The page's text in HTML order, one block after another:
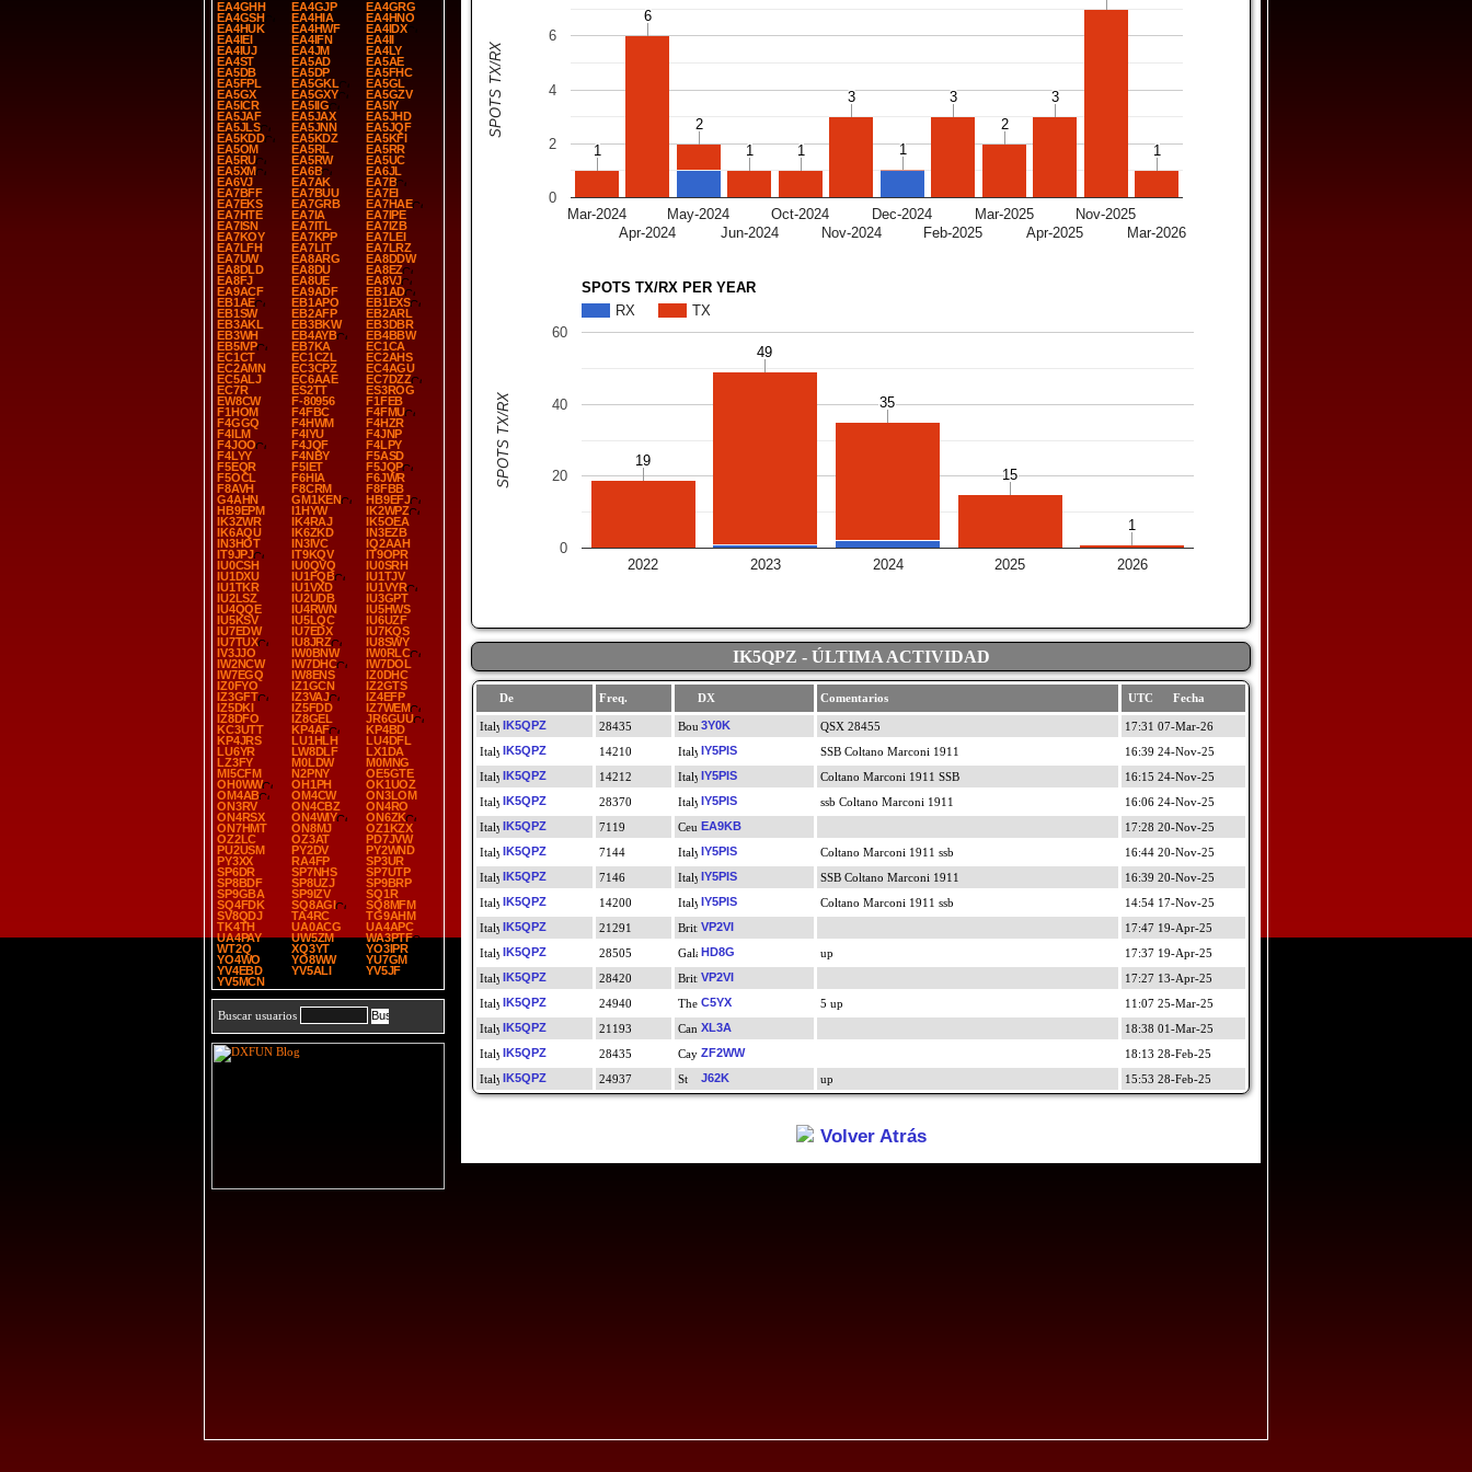
EA4GHH
EA4GJP
EA4GRG
EA4GSH
EA4HIA
EA4HNO
EA4HUK
EA4HWF
EA4IDX
EA4IEI
EA4IFN
EA4II
EA4IUJ
EA4JM
EA4LY
EA4ST
EA5AD
EA5AE
EA5DB
EA5DP
EA5FHC
EA5FPL
EA5GKL
EA5GL
EA5GX
EA5GXY
EA5GZV
EA5ICR
EA5IIG
EA5IY
EA5JAF
EA5JAX
EA5JHD
EA5JLS
EA5JNN
EA5JQF
EA5KDD
EA5KDZ
EA5KFI
EA5OM
EA5RL
EA5RR
EA5RU
EA5RW
EA5UC
EA5XM
EA6B
EA6JL
EA6VJ
EA7AK
EA7B
EA7BFF
EA7BUU
EA7EI
EA7EKS
EA7GRB
EA7HAE
EA7HTE
EA7IA
EA7IPE
EA7ISN
EA7ITL
EA7IZB
EA7KOY
EA7KPP
EA7LEI
EA7LFH
EA7LIT
EA7LRZ
EA7UW
EA8ARG
EA8DDW
EA8DLD
EA8DU
EA8EZ
EA8FJ
EA8UE
EA8VJ
EA9ACF
EA9ADF
EB1AD
EB1AE
EB1APO
EB1EXS
EB1SW
EB2AFP
EB2ARL
EB3AKL
EB3BKW
EB3DBR
EB3WH
EB4AYB
EB4BBW
EB5IVP
EB7KA
EC1CA
EC1CT
EC1CZL
EC2AHS
EC2AMN
EC3CPZ
EC4AGU
EC5ALJ
EC6AAE
EC7DZZ
EC7R
ES2TT
ES3ROG
EW8CW
F-80956
F1FEB
F1HOM
F4FBC
F4FMU
F4GGQ
F4HWM
F4HZR
F4ILM
F4IYU
F4JNP
F4JOO
F4JQF
F4LPY
F4LYY
F4NBY
F5ASD
F5EQR
F5IET
F5JQP
F5OCL
F6HIA
F6JWR
F8AVH
F8CRM
F8FBB
G4AHN
GM1KEN
HB9EFJ
HB9EPM
I1HYW
IK2WPZ
IK3ZWR
IK4RAJ
IK5OEA
IK6AQU
IK6ZKD
IN3EZB
IN3HOT
IN3IVC
IQ2AAH
IT9JPJ
IT9KQV
IT9OPR
IU0CSH
IU0QVQ
IU0SRH
IU1DXU
IU1FQB
IU1TJV
IU1TKR
IU1VXD
IU1VYR
IU2LSZ
IU2UDB
IU3GPT
IU4QQE
IU4RWN
IU5HWS
IU5KSV
IU5LQC
IU6UZF
IU7EDW
IU7EDX
IU7KQS
IU7TUX
IU8JRZ
IU8SWY
IV3JJO
IW0BNW
IW0RLC
IW2NCW
IW7DHC
IW7DOL
IW7EGQ
IW8ENS
IZ0DHC
IZ0FYO
IZ1GCN
IZ2GTS
IZ3GFT
IZ3VAJ
IZ4EFP
IZ5DKI
IZ5FDD
IZ7WEM
IZ8DFO
IZ8GEL
JR6GUU
KC3UTT
KP4AF
KP4BD
KP4JRS
LU1HLH
LU4DFL
LU6YR
LW8DLF
LX1DA
LZ3FY
M0LDW
M0MNG
MI5CFM
N2PNY
OE5GTE
OH0WW
OH1PH
OK1UOZ
OM4AB
OM4CW
ON3LOM
ON3RV
ON4CBZ
ON4RO
ON4RSX
ON4WIY
ON6ZK
ON7HMT
ON8MJ
OZ1KZX
OZ2LC
OZ3AT
PD7JVW
PU2USM
PY2DV
PY2WND
PY3XX
RA4FP
SP3UR
SP6DR
SP7NHS
SP7UTP
SP8BDF
SP8UZJ
SP9BRP
SP9GBA
SP9IZV
SQ1R
SQ4FDK
SQ8AGI
SQ8MFM
SV8QDJ
TA4RC
TG9AHM
TK4TH
UA0ACG
UA4APC
UA4PAY
UW5ZM
WA3PTF
WT2Q
XQ3YT
YO3IPR
YO4WO
YO8WW
YU7GM
YV4EBD
YV5ALI
YV5JF
YV5MCN
Buscar usuarios
Mar-2024
Apr-2024
May-2024
Jun-2024
Oct-2024
Nov-2024
Dec-2024
Feb-2025
Mar-2025
Apr-2025
Nov-2025
Mar-2026
0
2
4
6
1
1
6
6
2
2
1
1 1
1
3
3
1
1
3
3
2
2
3
3
1
1
SPOTS TX/RX
SPOTS TX/RX PER YEAR
RX
TX
2022 2023 2024 2025 2026
0
20
40
60
19
19
49
49
35
35
15
15
11
SPOTS TX/RX
IK5QPZ - ÚLTIMA ACTIVIDAD
De Freq. DX Comentarios UTC Fecha
IK5QPZ 28435 3Y0K QSX 28455
17:31 07-Mar-26
IK5QPZ
14210 IY5PIS SSB Coltano Marconi 1911
16:39 24-Nov-25
IK5QPZ
14212 IY5PIS Coltano Marconi 1911 SSB
16:15 24-Nov-25
IK5QPZ
28370 IY5PIS ssb Coltano Marconi 1911
16:06 24-Nov-25
IK5QPZ
7119 EA9KB
17:28 20-Nov-25
IK5QPZ
7144 IY5PIS Coltano Marconi 1911 ssb
16:44 20-Nov-25
IK5QPZ
7146 IY5PIS SSB Coltano Marconi 1911
16:39 20-Nov-25
IK5QPZ
14200 IY5PIS Coltano Marconi 1911 ssb
14:54 17-Nov-25
IK5QPZ
21291 VP2VI
17:47 19-Apr-25
IK5QPZ
28505 HD8G up
17:37 19-Apr-25
IK5QPZ
28420 VP2VI
17:27 13-Apr-25
IK5QPZ
24940 C5YX 5 up
11:07 25-Mar-25
IK5QPZ
21193 XL3A
18:38 01-Mar-25
IK5QPZ
28435 ZF2WW
18:13 28-Feb-25
IK5QPZ
24937 J62K up 15:53 28-Feb-25
Volver Atrás